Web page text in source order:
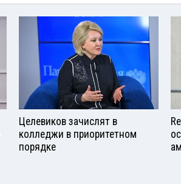
Целевиков зачислят в
колледжи в приоритетном
порядке